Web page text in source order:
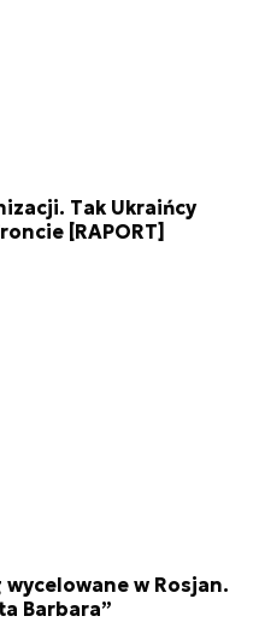
Tak Ukraińcy
[RAPORT]
w Rosjan.
Barbara”